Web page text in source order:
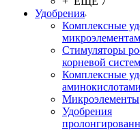
Удобрения
Комплексные
Стимуляторы
корневой
Комплексные
аминокислотами
Микроэлементы
Удобрения